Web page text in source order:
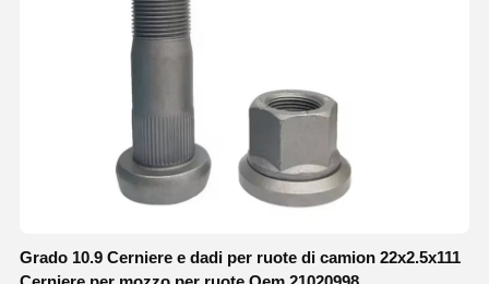
Grado 10.9 Cerniere e dadi per ruote di camion 22x2.5x111